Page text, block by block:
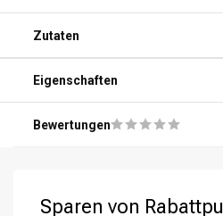
Zutaten
Eigenschaften
Bewertungen
Sparen von